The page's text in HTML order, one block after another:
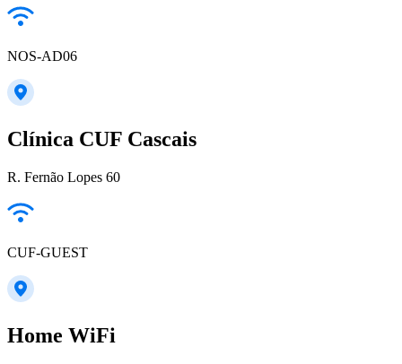
NOS-AD06
Clínica CUF Cascais
R. Fernão Lopes 60
CUF-GUEST
Home WiFi